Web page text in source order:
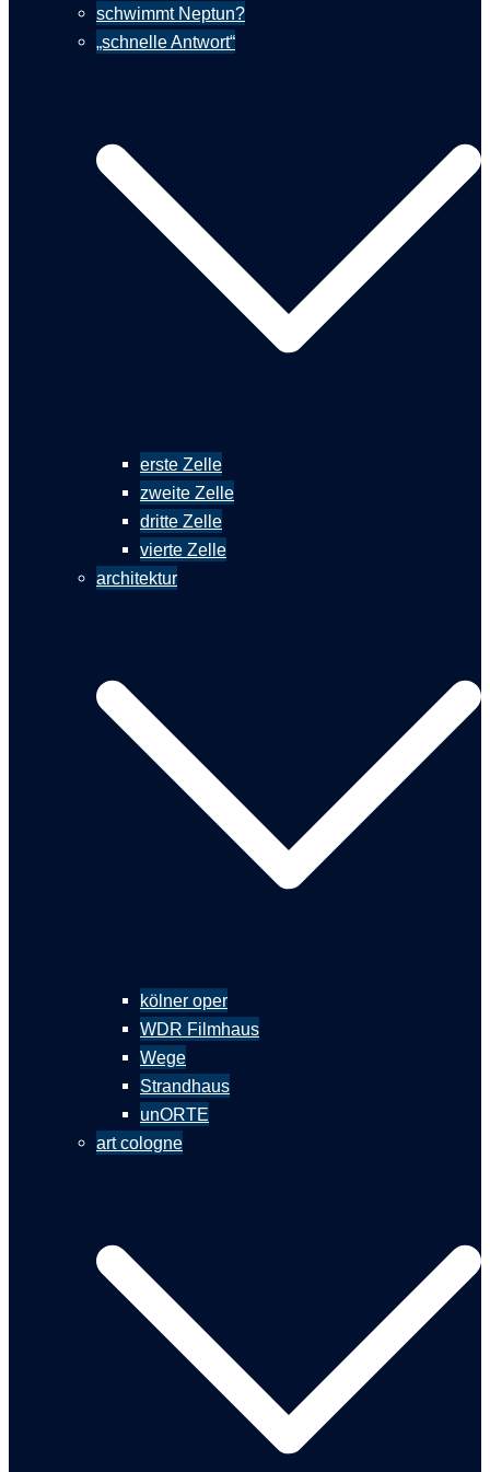
schwimmt Neptun?
„schnelle Antwort“
erste Zelle
zweite Zelle
dritte Zelle
vierte Zelle
architektur
kölner oper
WDR Filmhaus
Wege
Strandhaus
unORTE
art cologne